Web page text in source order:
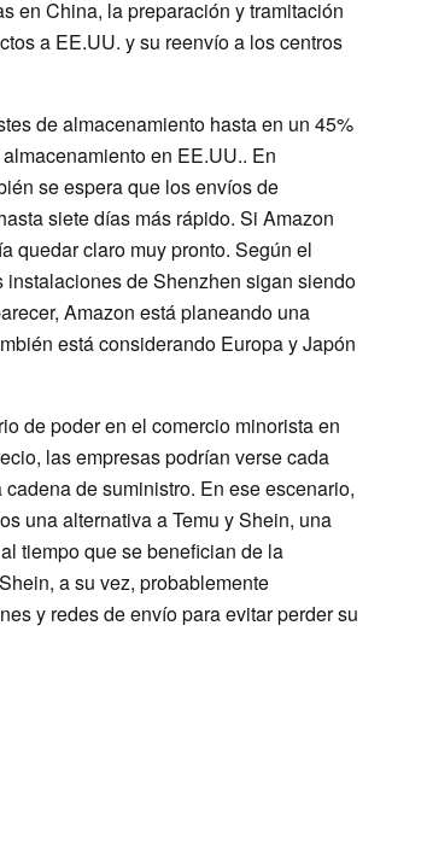
en China, la preparación y tramitación
a EE.UU. y su reenvío a los centros
de almacenamiento hasta en un 45%
en EE.UU.. En
se espera que los envíos de
siete días más rápido. Si Amazon
quedar claro muy pronto. Según el
instalaciones de Shenzhen sigan siendo
Amazon está planeando una
está considerando Europa y Japón
de poder en el comercio minorista en
las empresas podrían verse cada
de suministro. En ese escenario,
una alternativa a Temu y Shein, una
tiempo que se benefician de la
a su vez, probablemente
y redes de envío para evitar perder su